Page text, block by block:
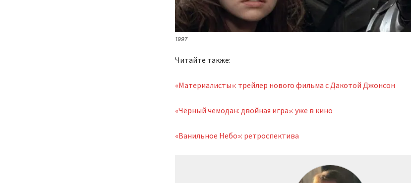
1997
Читайте также:
«Материалисты»: трейлер нового фильма с Дакотой Джонсон
«Чёрный чемодан: двойная игра»: уже в кино
«Ванильное Небо»: ретроспектива